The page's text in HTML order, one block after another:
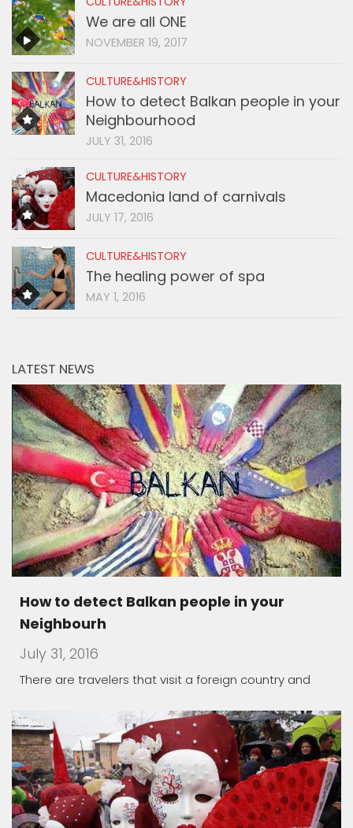
We are all ONE
NOVEMBER 19, 2017
CULTURE&HISTORY
How to detect Balkan people in your
Neighbourhood
JULY 31, 2016
CULTURE&HISTORY
Macedonia land of carnivals
JULY 17, 2016
CULTURE&HISTORY
The healing power of spa
MAY 1, 2016
LATEST NEWS
Macedonia land of carnivals
July 17, 2016
Traditionally, they are held during winter time, in the
The healing power of spa
May 1, 2016
Macedonia offers a unique opportunity to take you
thousands